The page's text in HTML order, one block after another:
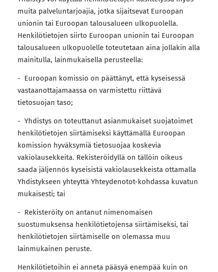
muita palveluntarjoajia, jotka sijaitsevat Euroopan
unionin tai Euroopan talousalueen ulkopuolella.
Henkilötietojen siirto Euroopan unionin tai Euroopan
talousalueen ulkopuolelle toteutetaan aina jollakin alla
mainitulla, lainmukaisella perusteella:
- Euroopan komissio on päättänyt, että kyseisessä
vastaanottajamaassa on varmistettu riittävä
tietosuojan taso;
- Yhdistys on toteuttanut asianmukaiset suojatoimet
henkilötietojen siirtämiseksi käyttämällä Euroopan
komission hyväksymiä tietosuojaa koskevia
vakiolausekkeita. Rekisteröidyllä on tällöin oikeus
saada jäljennös kyseisistä vakiolausekkeista ottamalla
Yhdistykseen yhteyttä Yhteydenotot-kohdassa kuvatun
mukaisesti; tai
- Rekisteröity on antanut nimenomaisen
suostumuksensa henkilötietojensa siirtämiseksi, tai
henkilötietojen siirtämiselle on olemassa muu
lainmukainen peruste.
Henkilötietoihin ei anneta pääsyä enempää kuin on